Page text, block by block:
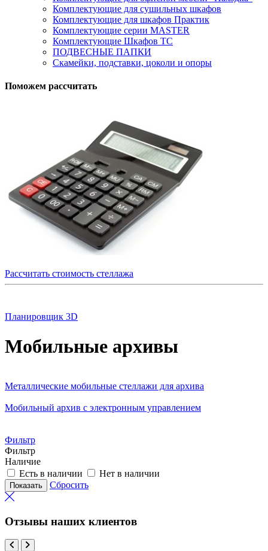
Комплектующие для сушильных шкафов
Комплектующие для шкафов Практик
Комплектующие серии MASTER
Комплектующие Шкафов ТС
ПОДВЕСНЫЕ ПАПКИ
Скамейки, подставки, цоколи и опоры
Поможем рассчитать
Рассчитать стоимость стеллажа
Планировщик 3D
Мобильные архивы
Металлические мобильные стеллажи для архива
Мобильный архив с электронным управлением
Фильтр
Фильтр
Наличие
Есть в наличии
Нет в наличии
Сбросить
Отзывы наших клиентов